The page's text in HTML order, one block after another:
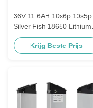
36V 11.6AH 10s6p 10s5p
Silver Fish 18650 Lithium
Ion Battery USB voor
elektrische fiets E-Bike
Krijg Beste Prijs